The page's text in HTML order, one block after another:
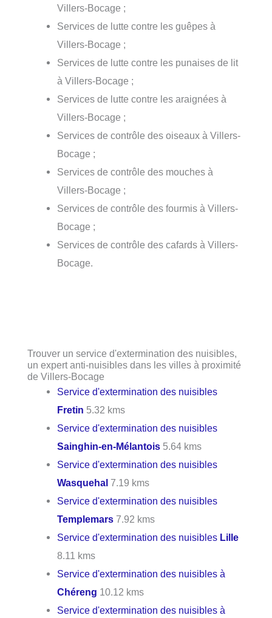
Villers-Bocage ;
Services de lutte contre les guêpes à
Villers-Bocage ;
Services de lutte contre les punaises de lit
à Villers-Bocage ;
Services de lutte contre les araignées à
Villers-Bocage ;
Services de contrôle des oiseaux à Villers-
Bocage ;
Services de contrôle des mouches à
Villers-Bocage ;
Services de contrôle des fourmis à Villers-
Bocage ;
Services de contrôle des cafards à Villers-
Bocage.
Trouver un service d'extermination des nuisibles,
un expert anti-nuisibles dans les villes à proximité
de Villers-Bocage
Service d'extermination des nuisibles
Fretin 5.32 kms
Service d'extermination des nuisibles
Sainghin-en-Mélantois 5.64 kms
Service d'extermination des nuisibles
Wasquehal 7.19 kms
Service d'extermination des nuisibles
Templemars 7.92 kms
Service d'extermination des nuisibles Lille
8.11 kms
Service d'extermination des nuisibles à
Chéreng 10.12 kms
Service d'extermination des nuisibles à